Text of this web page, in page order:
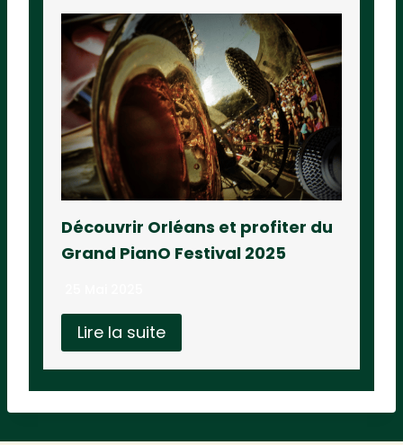
Découvrir Orléans et profiter du
Grand PianO Festival 2025
Lire la suite